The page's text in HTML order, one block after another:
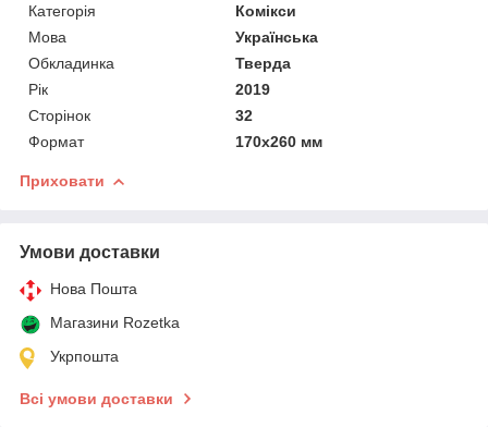
Категорія
Комікси
Мова
Українська
Обкладинка
Тверда
Рік
2019
Сторінок
32
Формат
170х260 мм
Приховати
Умови доставки
Нова Пошта
Магазини Rozetka
Укрпошта
Всі умови доставки